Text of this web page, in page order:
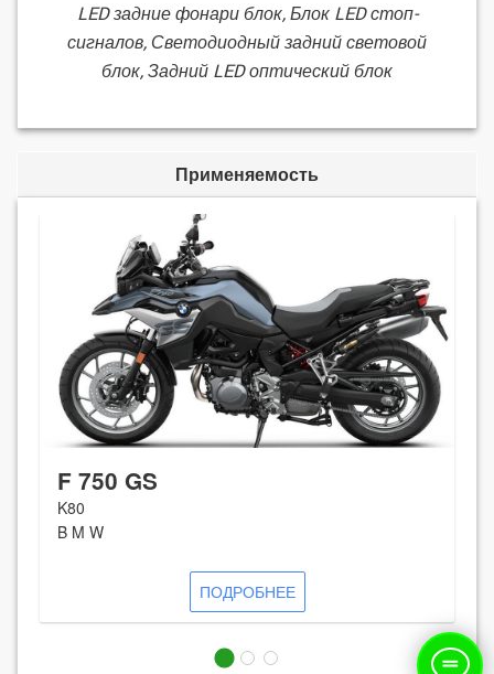
LED задние фонари блок, Блок LED стоп-
сигналов, Светодиодный задний световой
блок, Задний LED оптический блок
Применяемость
F 750 GS
K80
B M W
ПОДРОБНЕЕ